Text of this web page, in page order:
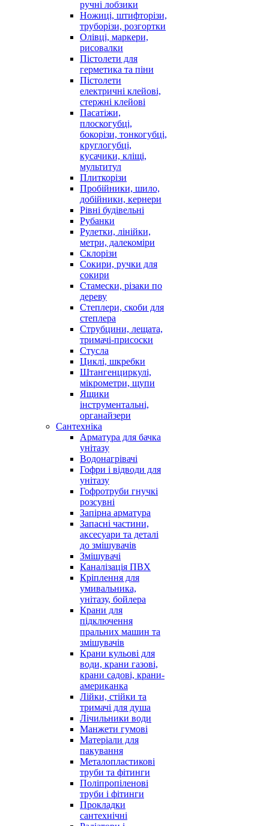
ручні лобзики
Ножиці, штифторізи,
труборізи, розгортки
Олівці, маркери,
рисовалки
Пістолети для
герметика та піни
Пістолети
електричні клейові,
стержні клейові
Пасатіжи,
плоскогубці,
бокорізи, тонкогубці,
круглогубці,
кусачики, кліщі,
мультитул
Плиткорізи
Пробійники, шило,
добійники, кернери
Рівні будівельні
Рубанки
Рулетки, лінійки,
метри, далекоміри
Склорізи
Сокири, ручки для
сокири
Стамески, різаки по
дереву
Степлери, скоби для
степлера
Струбцини, лещата,
тримачі-присоски
Стусла
Циклі, шкребки
Штангенциркулі,
мікрометри, щупи
Ящики
інструментальні,
органайзери
Сантехніка
Арматура для бачка
унітазу
Водонагрівачі
Гофри і відводи для
унітазу
Гофротруби гнучкі
розсувні
Запірна арматура
Запасні частини,
аксесуари та деталі
до змішувачів
Змішувачі
Каналізація ПВХ
Кріплення для
умивальника,
унітазу, бойлера
Крани для
підключення
пральних машин та
змішувачів
Крани кульові для
води, крани газові,
крани садові, крани-
американка
Лійки, стійки та
тримачі для душа
Лічильники води
Манжети гумові
Матеріали для
пакування
Металопластикові
труби та фітинги
Поліпропіленові
труби і фітинги
Прокладки
сантехнічні